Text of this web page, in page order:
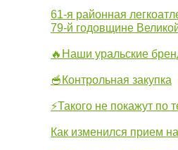
61-я районная
79-й годовщине
🔥Наши уральские
🥣Контрольная закупка
⚡Такого не покажут по
Как изменился прием